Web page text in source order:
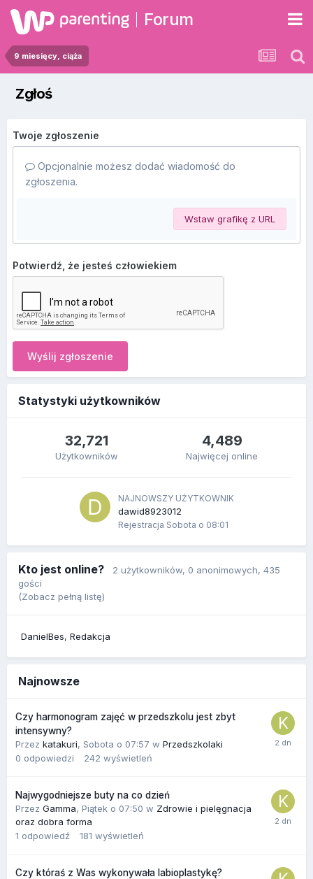
Forum
9 miesięcy, ciąża
Zgłoś
Twoje zgłoszenie
Opcjonalnie możesz dodać wiadomość do
zgłoszenia.
Wstaw grafikę z URL
Potwierdź, że jesteś człowiekiem
Wyślij zgłoszenie
Statystyki użytkowników
32,721
Użytkowników
4,489
Najwięcej online
NAJNOWSZY UŻYTKOWNIK
dawid8923012
Rejestracja Sobota o 08:01
Kto jest online? 2 użytkowników, 0 anonimowych, 435
gości
(Zobacz pełną listę)
DanielBes Redakcja
Najnowsze
Czy harmonogram zajęć w przedszkolu jest zbyt
intensywny?
Przez katakuri, Sobota o 07:57 w Przedszkolaki
0 odpowiedzi 242 wyświetleń
Najwygodniejsze buty na co dzień
Przez Gamma, Piątek o 07:50 w Zdrowie i pielęgnacja
oraz dobra forma
1 odpowiedź 181 wyświetleń
Czy któraś z Was wykonywała labioplastykę?